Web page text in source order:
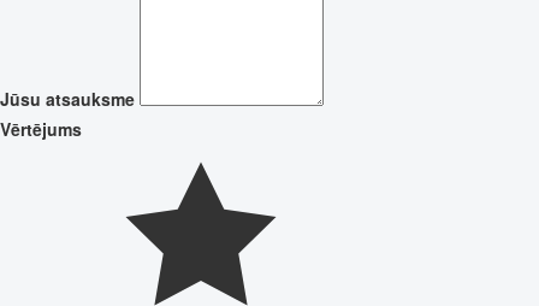
Jūsu atsauksme
Vērtējums